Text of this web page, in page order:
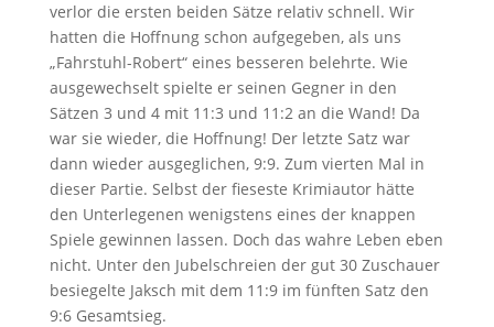
verlor die ersten beiden Sätze relativ schnell. Wir
hatten die Hoffnung schon aufgegeben, als uns
„Fahrstuhl-Robert“ eines besseren belehrte. Wie
ausgewechselt spielte er seinen Gegner in den
Sätzen 3 und 4 mit 11:3 und 11:2 an die Wand! Da
war sie wieder, die Hoffnung! Der letzte Satz war
dann wieder ausgeglichen, 9:9. Zum vierten Mal in
dieser Partie. Selbst der fieseste Krimiautor hätte
den Unterlegenen wenigstens eines der knappen
Spiele gewinnen lassen. Doch das wahre Leben eben
nicht. Unter den Jubelschreien der gut 30 Zuschauer
besiegelte Jaksch mit dem 11:9 im fünften Satz den
9:6 Gesamtsieg.